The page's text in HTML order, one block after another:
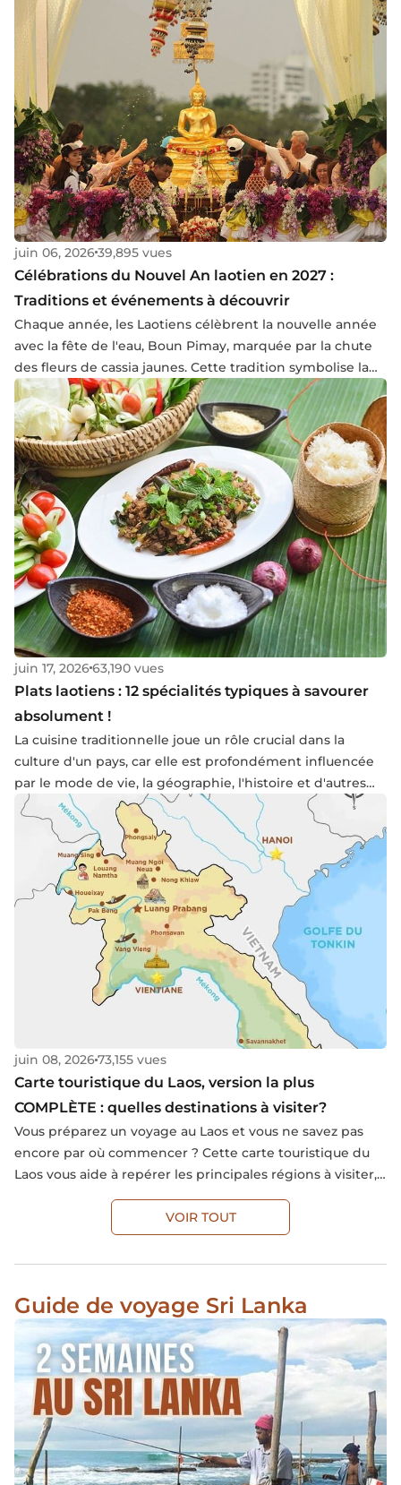
profondeur le temple Bayon, mettant en lumière son
importance dans l'architecture khmère et son rôle
continu dans la culture cambodgienne.
juin 06, 202639,895 vues
Célébrations du Nouvel An laotien en 2027 :
Traditions et événements à découvrir
Chaque année, les Laotiens célèbrent la nouvelle année
avec la fête de l'eau, Boun Pimay, marquée par la chute
des fleurs de cassia jaunes. Cette tradition symbolise la
vie qui grandit. Découvrez cette fête, son origine, les
traditions uniques du Nouvel An laotien, et dites : "Sok Di
Pi Mai" (Bonne année)
juin 17, 202663,190 vues
Plats laotiens : 12 spécialités typiques à savourer
absolument !
La cuisine traditionnelle joue un rôle crucial dans la
culture d'un pays, car elle est profondément influencée
par le mode de vie, la géographie, l'histoire et d'autres
facteurs naturels. Lors d'une visite au Laos, il est essentiel
de ne pas passer à côté de la richesse de la gastronomie
laotienne.
juin 08, 202673,155 vues
Carte touristique du Laos, version la plus
COMPLÈTE : quelles destinations à visiter?
Vous préparez un voyage au Laos et vous ne savez pas
encore par où commencer ? Cette carte touristique du
Laos vous aide à repérer les principales régions à visiter,
les villes incontournables et les plus beaux sites naturels
Vang Vieng, le plateau des Bolovens ou les 4000 îles, cet
aperçu vous permet de mieux visualiser votre itinéraire
VOIR TOUT
Guide de voyage Sri Lanka